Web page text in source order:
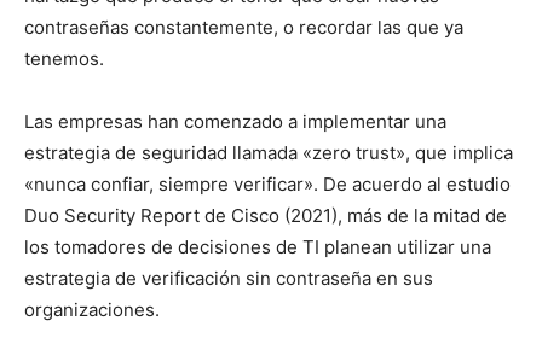
contraseñas constantemente, o recordar las que ya
tenemos.
Las empresas han comenzado a implementar una
estrategia de seguridad llamada «zero trust», que implica
«nunca confiar, siempre verificar». De acuerdo al estudio
Duo Security Report de Cisco (2021), más de la mitad de
los tomadores de decisiones de TI planean utilizar una
estrategia de verificación sin contraseña en sus
organizaciones.